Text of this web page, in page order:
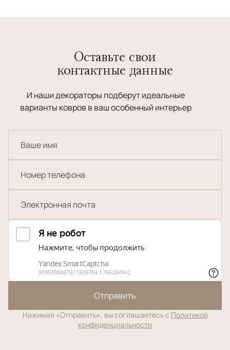
Оставьте свои
контактные данные
И наши декораторы подберут идеальные
варианты ковров в ваш особенный интерьер
Отправить
Нажимая «Отправить», вы соглашаетесь с Политикой
конфиденциальности